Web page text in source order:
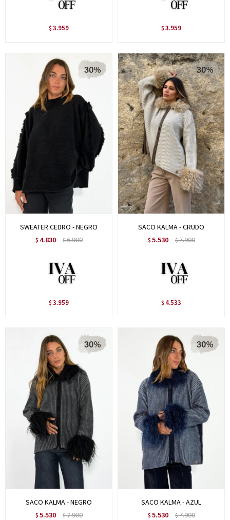
$ 3.959 $ 3.959
SWEATER CEDRO - NEGRO
$ 4.830 $6.900
$ 3.959
SACO KALMA - CRUDO
$ 5.530 $7.900
$ 4.533
SACO KALMA - NEGRO
$ 5.530 $7.900
SACO KALMA - AZUL
$ 5.530 $7.900